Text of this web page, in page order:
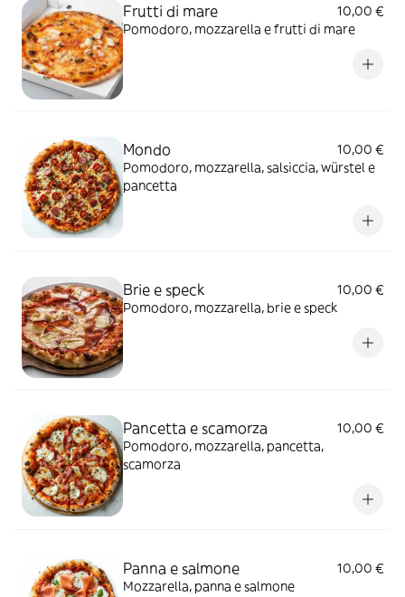
Frutti di mare
10,00 €
Pomodoro, mozzarella e frutti di mare
Mondo
10,00 €
Pomodoro, mozzarella, salsiccia, würstel e
pancetta
Brie e speck
10,00 €
Pomodoro, mozzarella, brie e speck
Pancetta e scamorza
10,00 €
Pomodoro, mozzarella, pancetta,
scamorza
Panna e salmone
10,00 €
Mozzarella, panna e salmone